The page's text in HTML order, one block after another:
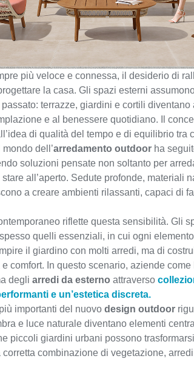
più veloce e connessa, il desiderio di
la casa. Gli spazi esterni
terrazze, giardini e cortili
e al benessere quotidiano. Il
di qualità del tempo e di equilibrio tra
dell’arredamento outdoor ha
soluzioni pensate non soltanto per
stare all’aperto. Sedute profonde, materiali
a creare ambienti rilassanti, capaci di
riflette questa sensibilità. Gli
quelli essenziali, in cui ogni
il giardino con molti arredi, ma di
comfort. In questo scenario, aziende come
degli arredi da esterno attraverso
e un’estetica discreta.
importanti del nuovo design outdoor
e luce naturale diventano elementi
piccoli giardini urbani possono
corretta combinazione di vegetazione,